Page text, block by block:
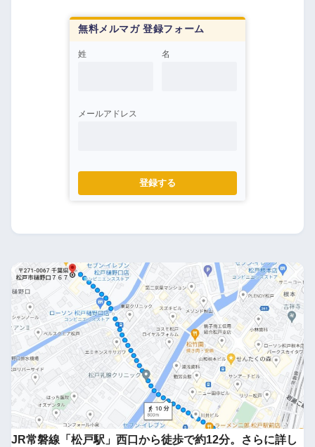
無料メルマガ 登録フォーム
姓 名
メールアドレス
登録する
JR常磐線「松戸駅」西口から徒歩で約12分。さらに詳し